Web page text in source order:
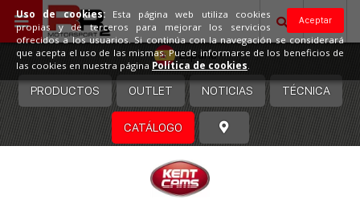
España
PRODUCTOS OUTLET NOTICIAS TÉCNICA
CATÁLOGO
Aceptar
Uso de cookies:Esta página web utiliza cookies
propias y de terceros para mejorar los servicios
ofrecidos a los usuarios. Si continúa con la navegación se considerará
que acepta el uso de las mismas. Puede informarse de los beneficios de
las cookies en nuestra página Política de cookies.